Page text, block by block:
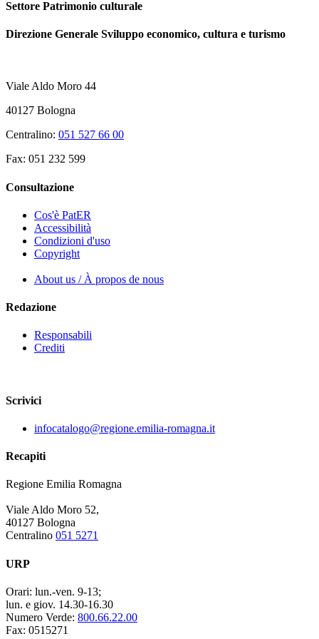
Settore Patrimonio culturale
Direzione Generale Sviluppo economico, cultura e turismo
Viale Aldo Moro 44
40127 Bologna
Centralino: 051 527 66 00
Fax: 051 232 599
Consultazione
Cos'è PatER
Accessibilità
Condizioni d'uso
Copyright
About us / À propos de nous
Redazione
Responsabili
Crediti
Scrivici
infocatalogo@regione.emilia-romagna.it
Recapiti
Regione Emilia Romagna
Viale Aldo Moro 52,
40127 Bologna
Centralino 051 5271
URP
Orari: lun.-ven. 9-13;
lun. e giov. 14.30-16.30
Numero Verde: 800.66.22.00
Fax: 0515271